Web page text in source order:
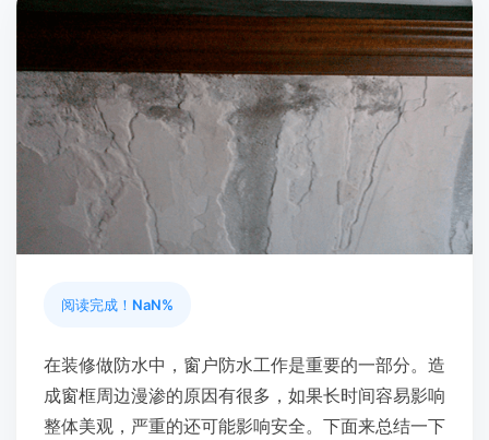
阅读完成！ NaN%
在装修做防水中，窗户防水工作是重要的一部分。造
成窗框周边漫渗的原因有很多，如果长时间容易影响
整体美观，严重的还可能影响安全。下面来总结一下